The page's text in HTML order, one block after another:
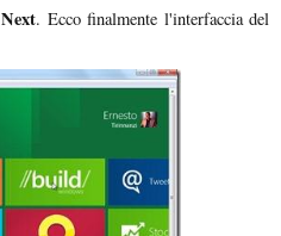
Next. Ecco finalmente l'interfaccia del